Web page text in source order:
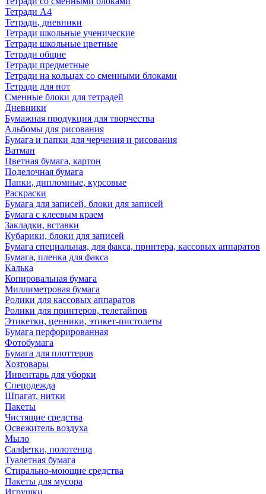
Тетради А4
Тетради, дневники
Тетради школьные ученические
Тетради школьные цветные
Тетради общие
Тетради предметные
Тетради на кольцах со сменными блоками
Тетради для нот
Сменные блоки для тетрадей
Дневники
Бумажная продукция для творчества
Альбомы для рисования
Бумага и папки для черчения и рисования
Ватман
Цветная бумага, картон
Поделочная бумага
Папки, дипломные, курсовые
Раскраски
Бумага для записей, блоки для записей
Бумага с клеевым краем
Закладки, вставки
Кубарики, блоки для записей
Бумага специальная, для факса, принтера, кассовых аппаратов
Бумага, пленка для факса
Калька
Копировальная бумага
Миллиметровая бумага
Ролики для кассовых аппаратов
Ролики для принтеров, телетайпов
Этикетки, ценники, этикет-пистолеты
Бумага перфорированная
Фотобумага
Бумага для плоттеров
Хозтовары
Инвентарь для уборки
Спецодежда
Шпагат, нитки
Пакеты
Чистящие средства
Освежитель воздуха
Мыло
Салфетки, полотенца
Туалетная бумага
Стирально-моющие средства
Пакеты для мусора
Игрушки